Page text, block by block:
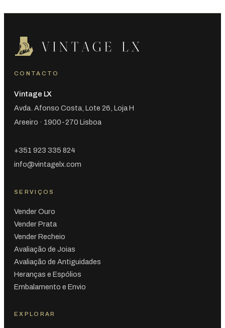
CONTACTO
Vintage LX
Avda. Afonso Costa, Lote 26, Loja H
Areeiro · 1900-270 Lisboa
+351 923 335 824
info@vintagelx.com
SERVIÇOS
Vender Ouro
Vender Prata
Vender Recheio
Avaliação de Joias
Avaliação de Antiguidades
Heranças e Espólios
Embalamento e Envio
EXPLORAR